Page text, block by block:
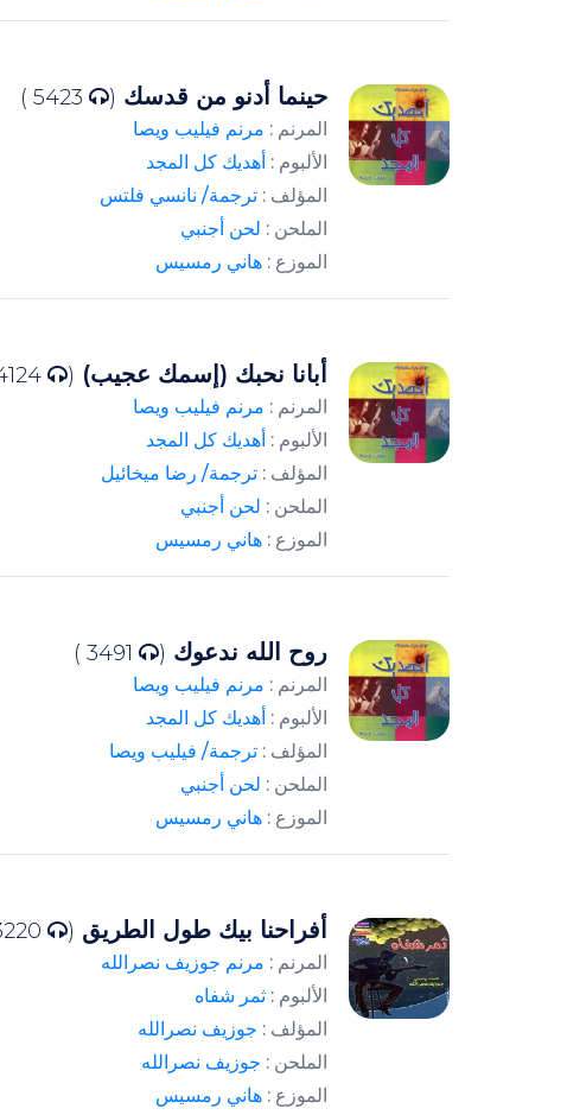
حينما أدنو من قدسك (
المرنم : مرنم فيليب ويصا
الألبوم : أهديك كل المجد
المؤلف : ترجمة/ نانسي فلتس
الملحن : لحن أجنبي
الموزع : هاني رمسيس
أبانا نحبك (إسمك عجيب) (
المرنم : مرنم فيليب ويصا
الألبوم : أهديك كل المجد
المؤلف : ترجمة/ رضا ميخائيل
الملحن : لحن أجنبي
الموزع : هاني رمسيس
روح الله ندعوك (
المرنم : مرنم فيليب ويصا
الألبوم : أهديك كل المجد
المؤلف : ترجمة/ فيليب ويصا
الملحن : لحن أجنبي
الموزع : هاني رمسيس
أفراحنا بيك طول الطريق (
المرنم : مرنم جوزيف نصرالله
الألبوم : ثمر شفاه
المؤلف : جوزيف نصرالله
الملحن : جوزيف نصرالله
الموزع : هاني رمسيس